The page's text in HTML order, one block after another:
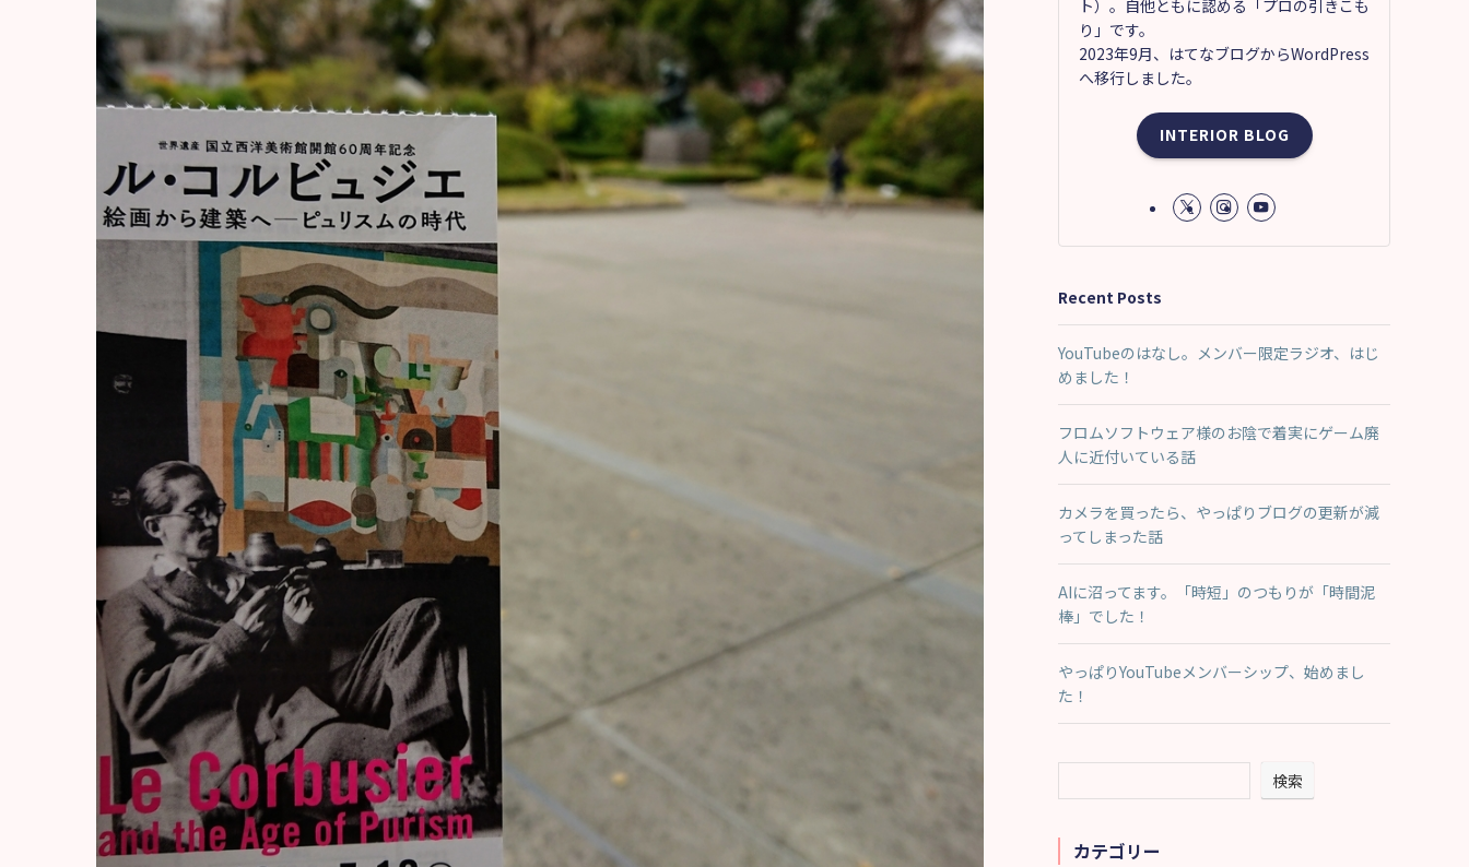
ト）。自他ともに認める「プロの引きこも
り」です。
2023年9月、はてなブログからWordPress
へ移行しました。
INTERIOR BLOG
Recent Posts
YouTubeのはなし。メンバー限定ラジオ、はじ
めました！
フロムソフトウェア様のお陰で着実にゲーム廃
人に近付いている話
カメラを買ったら、やっぱりブログの更新が減
ってしまった話
AIに沼ってます。「時短」のつもりが「時間泥
棒」でした！
やっぱりYouTubeメンバーシップ、始めまし
た！
検索
カテゴリー